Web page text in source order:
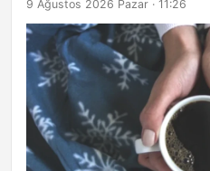
9 Ağustos 2026 Pazar · 11:26